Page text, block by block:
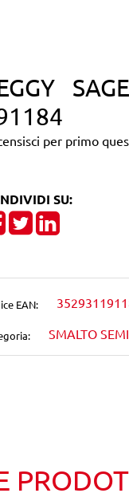
per primo
SU:
Share on Facebook
TweetShare on
EAN:
SMALTO